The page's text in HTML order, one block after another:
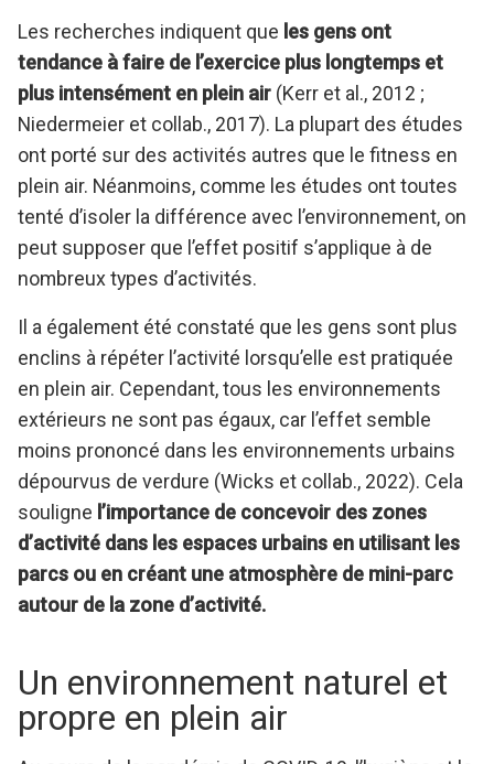
Les recherches indiquent que les gens ont
tendance à faire de l’exercice plus longtemps et
plus intensément en plein air (Kerr et al., 2012 ;
Niedermeier et collab., 2017). La plupart des études
ont porté sur des activités autres que le fitness en
plein air. Néanmoins, comme les études ont toutes
tenté d’isoler la différence avec l’environnement, on
peut supposer que l’effet positif s’applique à de
nombreux types d’activités.
Il a également été constaté que les gens sont plus
enclins à répéter l’activité lorsqu’elle est pratiquée
en plein air. Cependant, tous les environnements
extérieurs ne sont pas égaux, car l’effet semble
moins prononcé dans les environnements urbains
dépourvus de verdure (Wicks et collab., 2022). Cela
souligne l’importance de concevoir des zones
d’activité dans les espaces urbains en utilisant les
parcs ou en créant une atmosphère de mini-parc
autour de la zone d’activité.
Un environnement naturel et
propre en plein air